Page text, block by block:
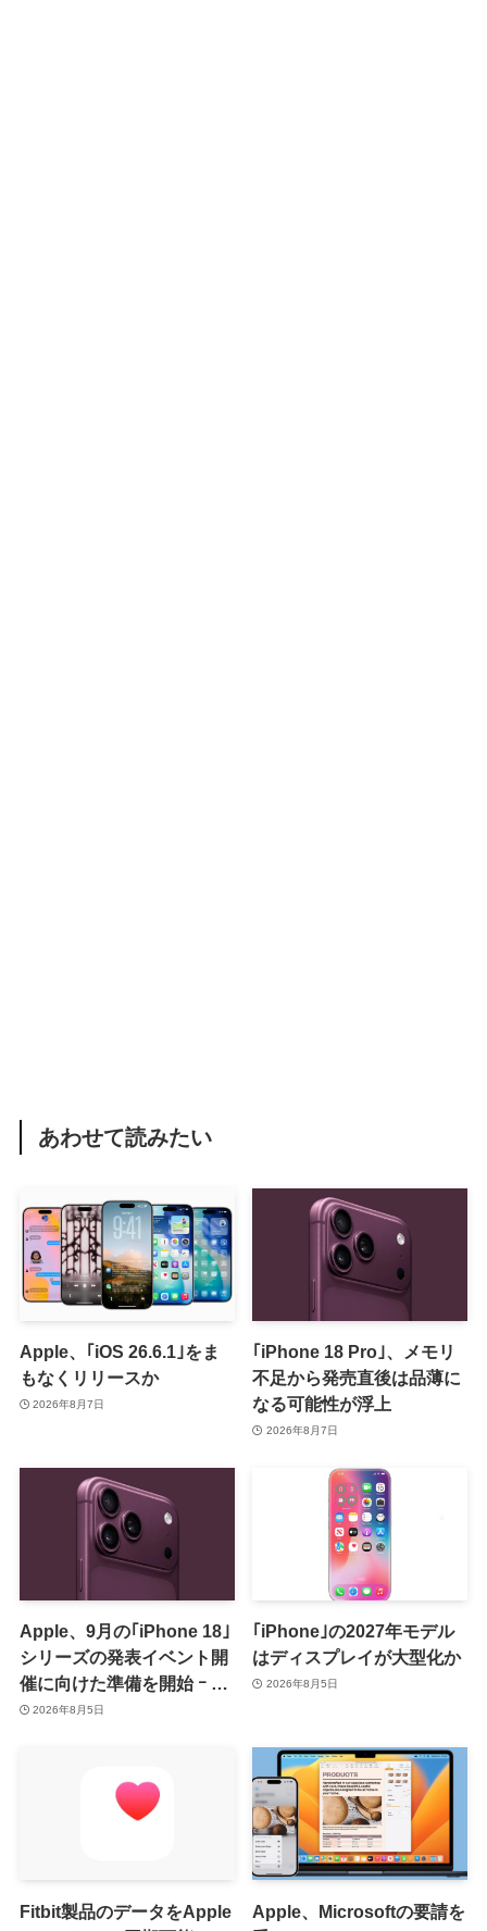
あわせて読みたい
Apple、｢iOS 26.6.1｣をま
もなくリリースか
2026年8月7日
｢iPhone 18 Pro｣、メモリ
不足から発売直後は品薄に
なる可能性が浮上
2026年8月7日
Apple、9月の｢iPhone 18｣
シリーズの発表イベント開
催に向けた準備を開始 ｰ 9
月8日か9月9日に開催見込
2026年8月5日
｢iPhone｣の2027年モデル
はディスプレイが大型化か
2026年8月5日
Fitbit製品のデータをApple
Apple、Microsoftの要請を